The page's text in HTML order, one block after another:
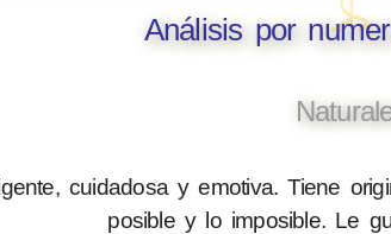
Análisis por
cuidadosa y emotiva. Tiene
posible y lo imposible. Le